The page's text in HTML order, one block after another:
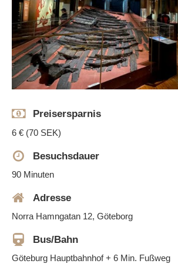
Preisersparnis
6 € (70 SEK)
Besuchsdauer
90 Minuten
Adresse
Norra Hamngatan 12, Göteborg
Bus/Bahn
Göteburg Hauptbahnhof + 6 Min. Fußweg